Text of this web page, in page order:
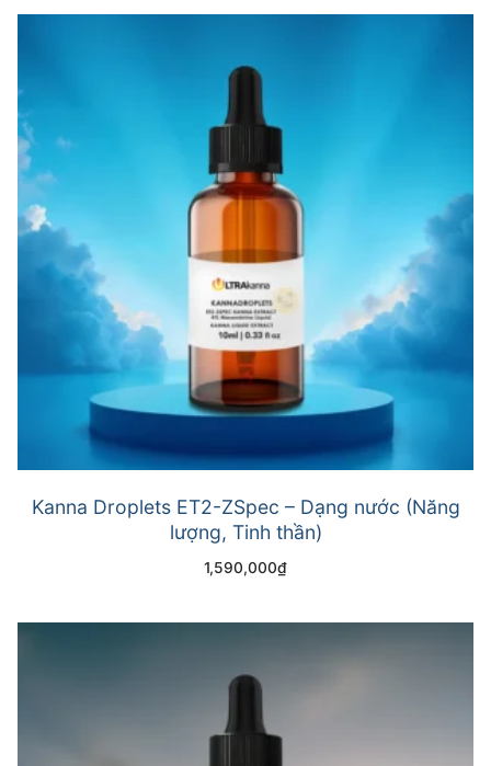
Kanna Droplets ET2-ZSpec – Dạng nước (Năng
lượng, Tinh thần)
1,590,000₫